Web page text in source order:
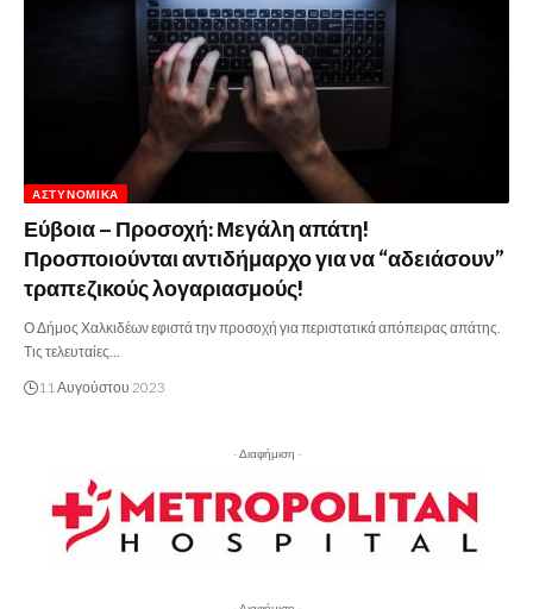
ΑΣΤΥΝΟΜΙΚΆ
Εύβοια – Προσοχή: Μεγάλη απάτη!
Προσποιούνται αντιδήμαρχο για να “αδειάσουν”
τραπεζικούς λογαριασμούς!
Ο Δήμος Χαλκιδέων εφιστά την προσοχή για περιστατικά απόπειρας απάτης.
Τις τελευταίες…
11 Αυγούστου 2023
- Διαφήμιση -